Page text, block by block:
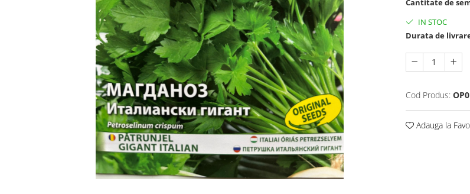
Semințe de Păstârnac
IN STOC
Durata de
Cod Produs:
Adauga la